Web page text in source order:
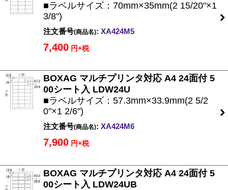
■ラベルサイズ：70mm×35mm(2 15/20"×1
3/8")
注文番号(商品名): XA424M5
7,400 円+税
BOXAG マルチプリンタ対応 A4 24面付 5
00シート入 LDW24U
■ラベルサイズ：57.3mm×33.9mm(2 5/2
0"×1 2/6")
注文番号(商品名): XA424M6
7,900 円+税
BOXAG マルチプリンタ対応 A4 24面付 5
00シート入 LDW24UB